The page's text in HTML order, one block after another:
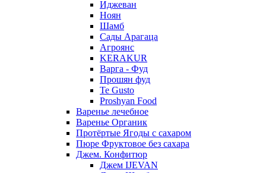
Иджеван
Ноян
Шамб
Сады Арагаца
Агроянс
KERAKUR
Варга - Фуд
Прошян фуд
Te Gusto
Proshyan Food
Варенье лечебное
Варенье Органик
Протёртые Ягоды с сахаром
Пюре Фруктовое без сахара
Джем. Конфитюр
Джем IJEVAN